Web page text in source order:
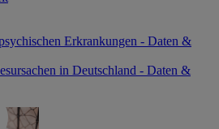
Erkrankungen - Daten &
in Deutschland - Daten &